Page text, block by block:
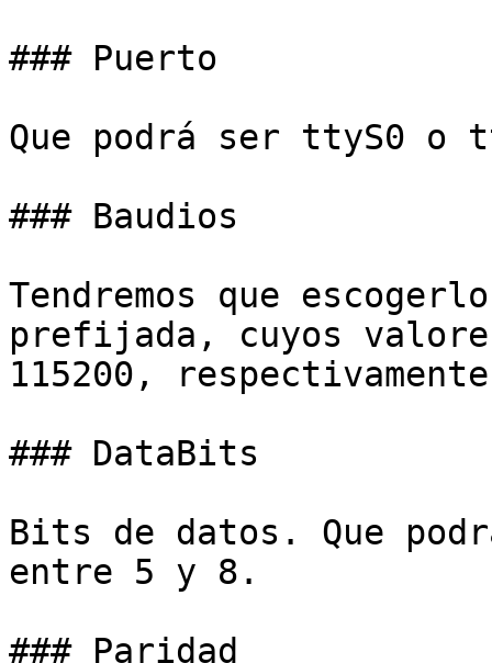
### Puerto
Que podrá ser ttyS0 o
### Baudios
Tendremos que
prefijada, cuyos
115200,
### DataBits
Bits de datos. Que
entre 5 y 8.
### Paridad